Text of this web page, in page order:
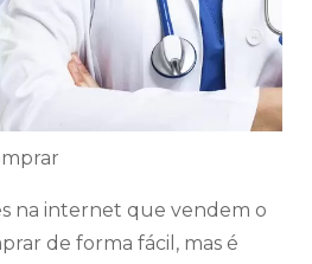
na internet que vendem o
de forma fácil, mas é